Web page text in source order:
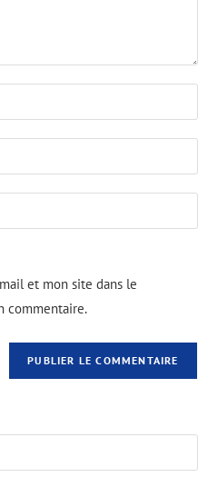
et mon site dans le
commentaire.